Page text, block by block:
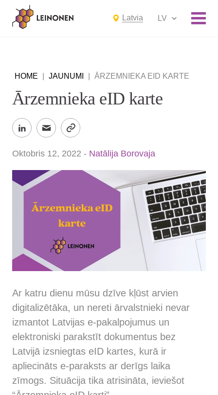
Latvia LV
HOME JAUNUMI ĀRZEMNIEKA EID KARTE
Ārzemnieka eID karte
Oktobris 12, 2022 - Natālija Borovaja
Ar katru dienu mūsu dzīve kļūst arvien
digitalizētāka, un nereti ārvalstnieki nevar
izmantot Latvijas e-pakalpojumus un
elektroniski parakstīt dokumentus bez
Latvijā izsniegtas eID kartes, kurā ir
apliecināts e-paraksts ar derīgs laika
zīmogs. Situācija tika atrisināta, ieviešot